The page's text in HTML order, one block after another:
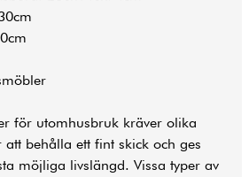
för utomhusbruk kräver olika
behålla ett fint skick och ges
möjliga livslängd. Vissa typer av